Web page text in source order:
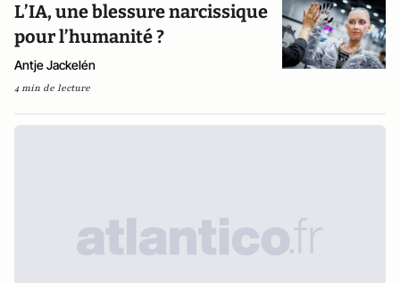
L’IA, une blessure narcissique
pour l’humanité ?
Antje Jackelén
4 min de lecture